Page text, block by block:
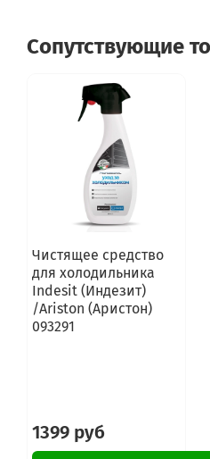
Сопутствующие
Чистящее средство
для холодильника
Indesit (Индезит)
/Ariston (Аристон)
093291
1399 руб